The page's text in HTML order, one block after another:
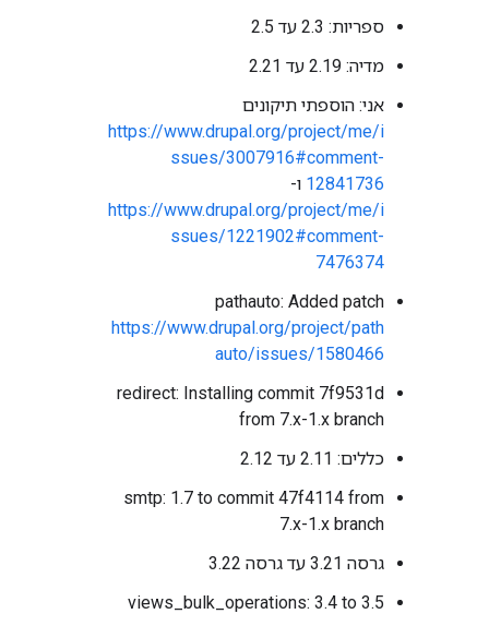
ספריות: 2.3 עד 2.5
מדיה: 2.19 עד 2.21
אני: הוספתי תיקונים
https://www.drupal.org/project/me/i
ssues/3007916#comment-
12841736 ו-
https://www.drupal.org/project/me/i
ssues/1221902#comment-
7476374
pathauto: Added patch
https://www.drupal.org/project/path
auto/issues/1580466
redirect: Installing commit 7f9531d
from 7.x-1.x branch
כללים: 2.11 עד 2.12
‫smtp: 1.7 to commit 47f4114 from
7.x-1.x branch
גרסה 3.21 עד גרסה 3.22
views_bulk_operations: 3.4 to 3.5